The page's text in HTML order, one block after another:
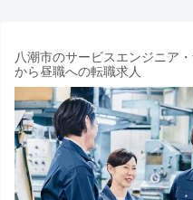
八潮市のサービスエンジニア
から昼職への転職求人